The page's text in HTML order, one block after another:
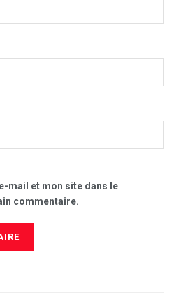
mail et mon site dans le
commentaire.